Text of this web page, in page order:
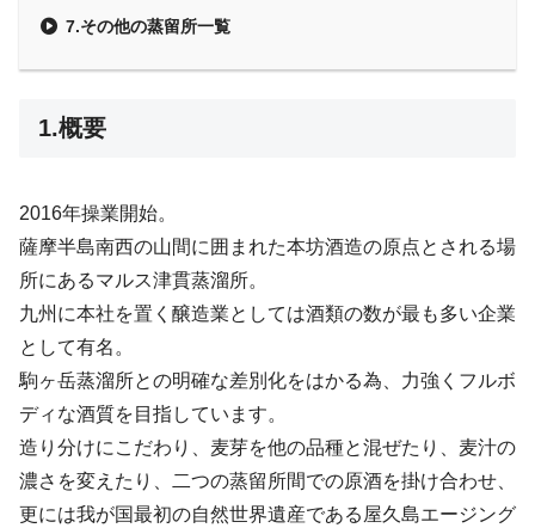
7.その他の蒸留所一覧
1.概要
2016年操業開始。
薩摩半島南西の山間に囲まれた本坊酒造の原点とされる場
所にあるマルス津貫蒸溜所。
九州に本社を置く醸造業としては酒類の数が最も多い企業
として有名。
駒ヶ岳蒸溜所との明確な差別化をはかる為、力強くフルボ
ディな酒質を目指しています。
造り分けにこだわり、麦芽を他の品種と混ぜたり、麦汁の
濃さを変えたり、二つの蒸留所間での原酒を掛け合わせ、
更には我が国最初の自然世界遺産である屋久島エージング